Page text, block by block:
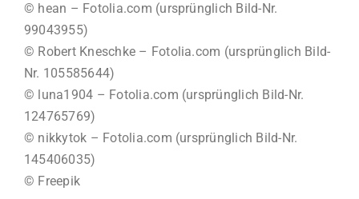
© hean – Fotolia.com (ursprünglich Bild-Nr.
99043955)
© Robert Kneschke – Fotolia.com (ursprünglich Bild-
Nr. 105585644)
© luna1904 – Fotolia.com (ursprünglich Bild-Nr.
124765769)
© nikkytok – Fotolia.com (ursprünglich Bild-Nr.
145406035)
© Freepik